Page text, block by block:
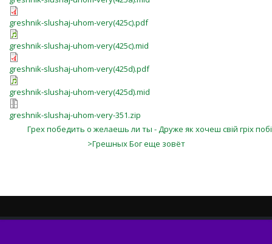
greshnik-slushaj-uhom-very(425c).pdf
greshnik-slushaj-uhom-very(425c).mid
greshnik-slushaj-uhom-very(425d).pdf
greshnik-slushaj-uhom-very(425d).mid
greshnik-slushaj-uhom-very-351.zip
Грех победить о желаешь ли ты - Друже як хочеш свій гріх
>Грешных Бог еще зовёт